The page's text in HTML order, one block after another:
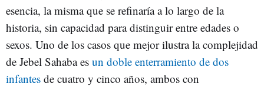
esencia, la misma que se refinaría a lo largo de la
historia, sin capacidad para distinguir entre edades o
sexos. Uno de los casos que mejor ilustra la complejidad
de Jebel Sahaba es un doble enterramiento de dos
infantes de cuatro y cinco años, ambos con